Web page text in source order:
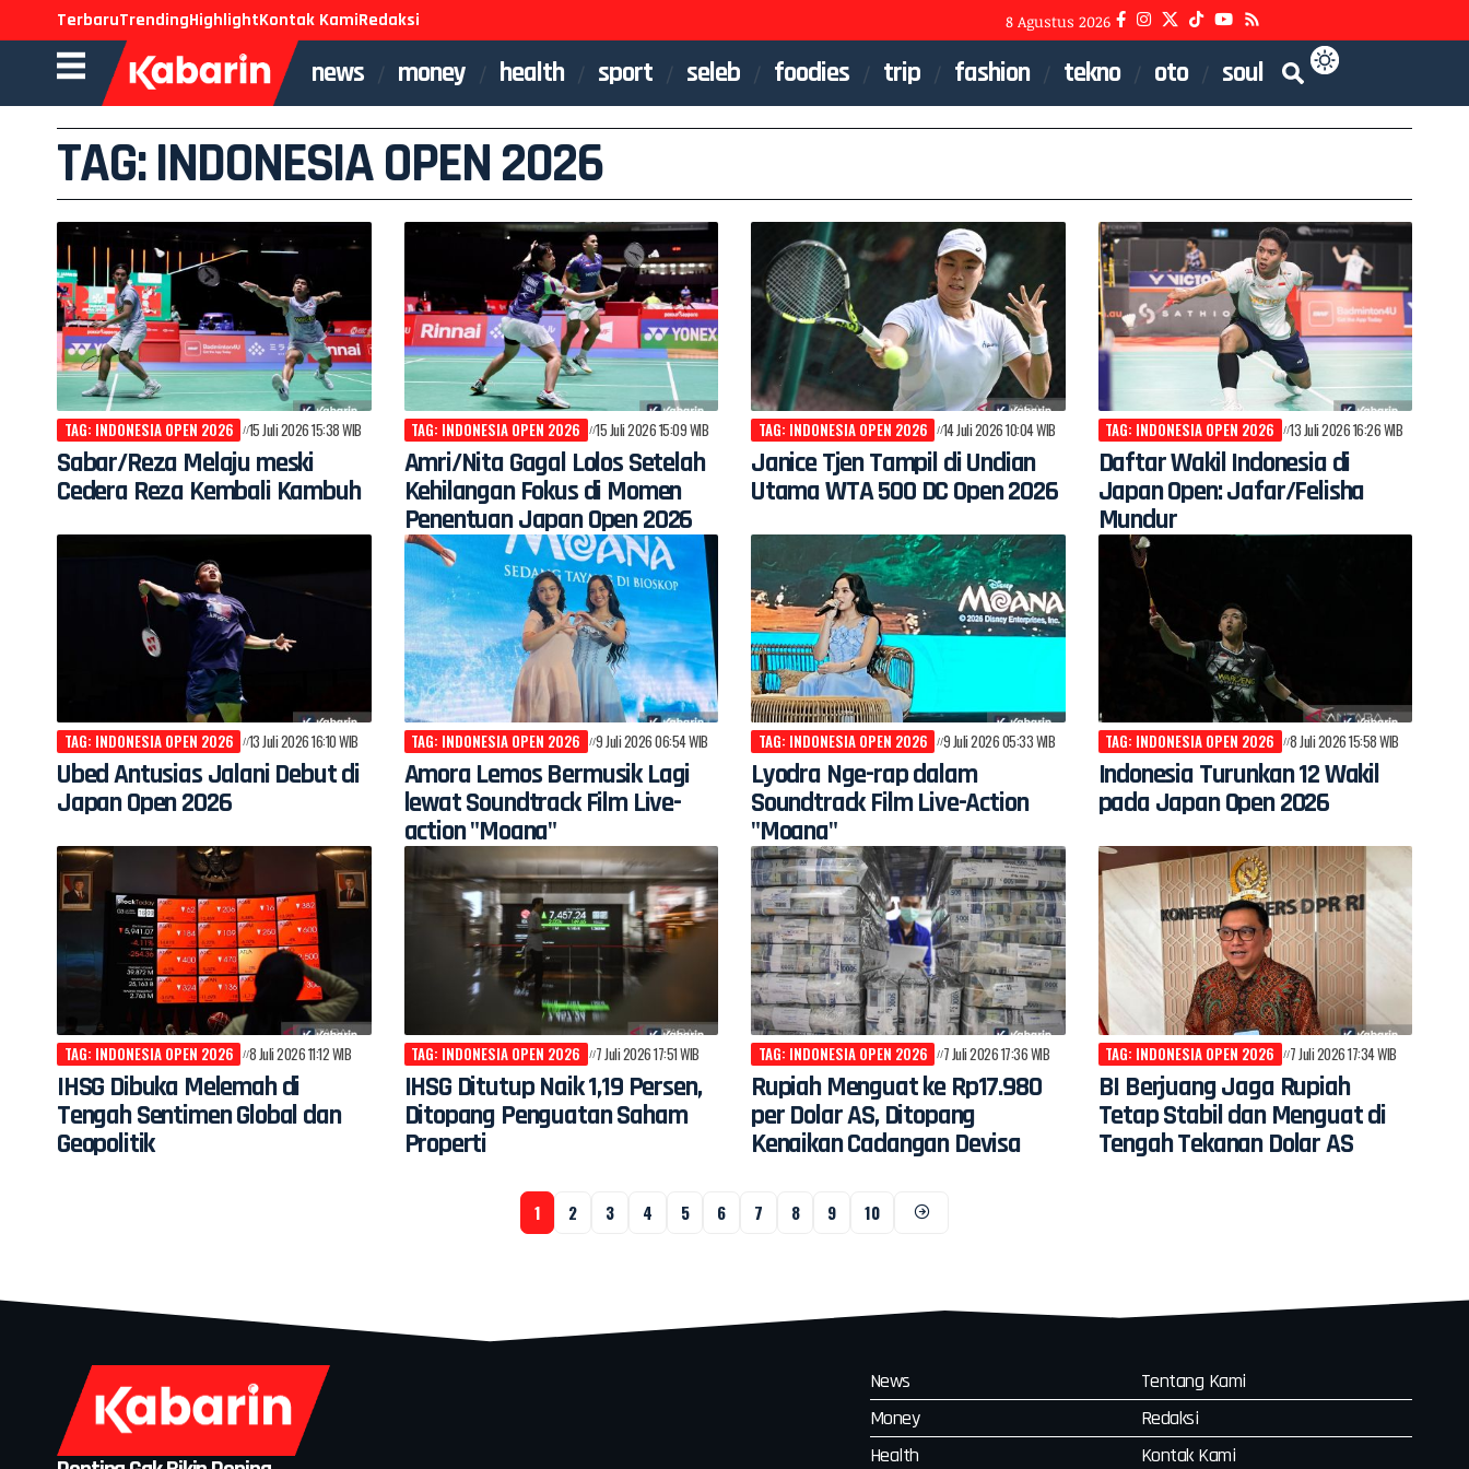
TerbaruTrendingHighlightKontak KamiRedaksi 8 Agustus 2026
news money health sport seleb foodies trip fashion tekno oto soul
TAG: INDONESIA OPEN 2026
TAG: INDONESIA OPEN 2026 15 Juli 2026 15:38 WIB
Sabar/Reza Melaju meski
Cedera Reza Kembali Kambuh
TAG: INDONESIA OPEN 2026 15 Juli 2026 15:09 WIB
Amri/Nita Gagal Lolos Setelah
Kehilangan Fokus di Momen
Penentuan Japan Open 2026
TAG: INDONESIA OPEN 2026 14 Juli 2026 10:04 WIB
Janice Tjen Tampil di Undian
Utama WTA 500 DC Open 2026
TAG: INDONESIA OPEN 2026 13 Juli 2026 16:26 WIB
Daftar Wakil Indonesia di
Japan Open: Jafar/Felisha
Mundur
TAG: INDONESIA OPEN 2026 13 Juli 2026 16:10 WIB
Ubed Antusias Jalani Debut di
Japan Open 2026
TAG: INDONESIA OPEN 2026 9 Juli 2026 06:54 WIB
Amora Lemos Bermusik Lagi
lewat Soundtrack Film Live-
action "Moana"
TAG: INDONESIA OPEN 2026 9 Juli 2026 05:33 WIB
Lyodra Nge-rap dalam
Soundtrack Film Live-Action
"Moana"
TAG: INDONESIA OPEN 2026 8 Juli 2026 15:58 WIB
Indonesia Turunkan 12 Wakil
pada Japan Open 2026
TAG: INDONESIA OPEN 2026 8 Juli 2026 11:12 WIB
IHSG Dibuka Melemah di
Tengah Sentimen Global dan
Geopolitik
TAG: INDONESIA OPEN 2026 7 Juli 2026 17:51 WIB
IHSG Ditutup Naik 1,19 Persen,
Ditopang Penguatan Saham
Properti
TAG: INDONESIA OPEN 2026 7 Juli 2026 17:36 WIB
Rupiah Menguat ke Rp17.980
per Dolar AS, Ditopang
Kenaikan Cadangan Devisa
TAG: INDONESIA OPEN 2026 7 Juli 2026 17:34 WIB
BI Berjuang Jaga Rupiah
Tetap Stabil dan Menguat di
Tengah Tekanan Dolar AS
1 2 3 4 5 6 7 8 9 10
News
Money
Health
Tentang Kami
Redaksi
Kontak Kami